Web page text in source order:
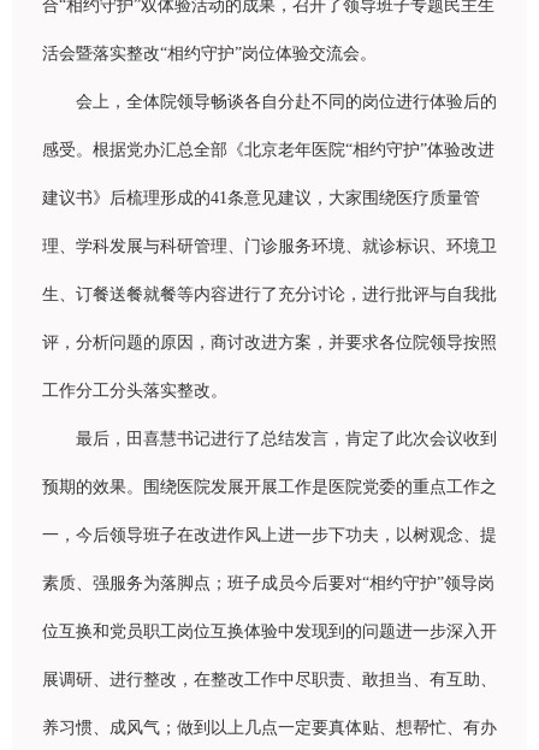
合“相约守护”双体验活动的成果，召开了领导班子专题 民主生
活会暨落实整改“相约守护”岗位体验交流会。
会上，全体院领导畅谈各自分赴不同的岗位进行体验后的
感受。根据党办汇总全部《北京老年医院“相约守护”体验改进
建议书》后梳理形成的41条意见建议 ，大家 围绕 医疗质量管
理、学科发展与科研管理、 门诊服务环境、就诊标识、 环境卫
生、 订餐送餐就餐等内容进行了充分讨论 ， 进行批评与自我批
评 ，分析问题的原因，商讨改进方案，并要求各位院领导按照
工作分工分头落实整改。
最后，田喜慧书记进行了总结发言，肯定了此次会议收到
预期的效果。 围绕 医院发展开展工作是医院党委的重点工作之
一，今后领导班子在改进作风上进一步下功夫，以树观念、提
素质、 强服务为落脚点；班子成员今后要对“相约守护”领导岗
位互换和党员职工岗位互换体验中发现到的问题进一步深入开
展调研、 进行整改，在整改工作中尽职责、敢担当、有互助、
养习惯、成风气；做到以上几点一定要真体贴、想帮忙、有办